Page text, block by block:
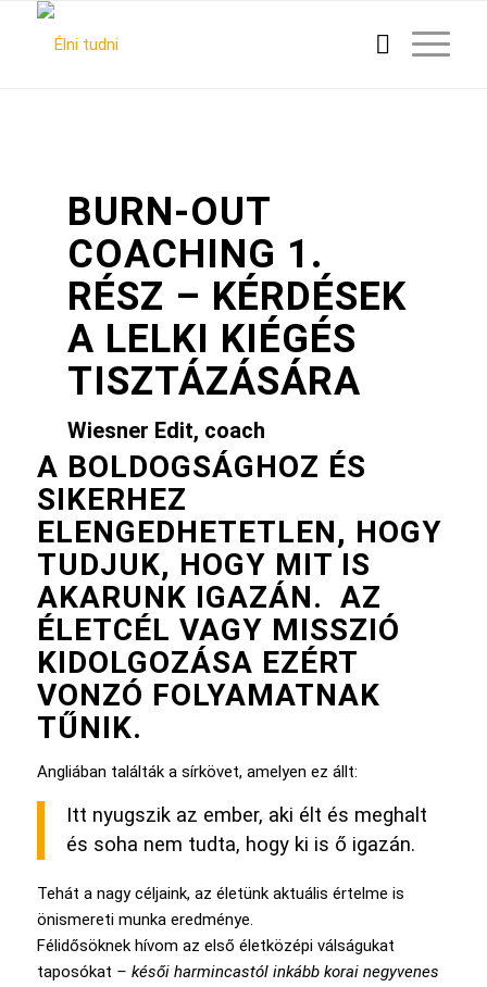
BURN-OUT
COACHING 1.
RÉSZ – KÉRDÉSEK
A LELKI KIÉGÉS
TISZTÁZÁSÁRA
Wiesner Edit, coach
A BOLDOGSÁGHOZ ÉS
SIKERHEZ
ELENGEDHETETLEN, HOGY
TUDJUK, HOGY MIT IS
AKARUNK IGAZÁN. AZ
ÉLETCÉL VAGY MISSZIÓ
KIDOLGOZÁSA EZÉRT
VONZÓ FOLYAMATNAK
TŰNIK.
Angliában találták a sírkövet, amelyen ez állt:
Itt nyugszik az ember, aki élt és meghalt
és soha nem tudta, hogy ki is ő igazán.
Tehát a nagy céljaink, az életünk aktuális értelme is
önismereti munka eredménye.
Félidősöknek hívom az első életközépi válságukat
taposókat – késői harmincastól inkább korai negyvenes